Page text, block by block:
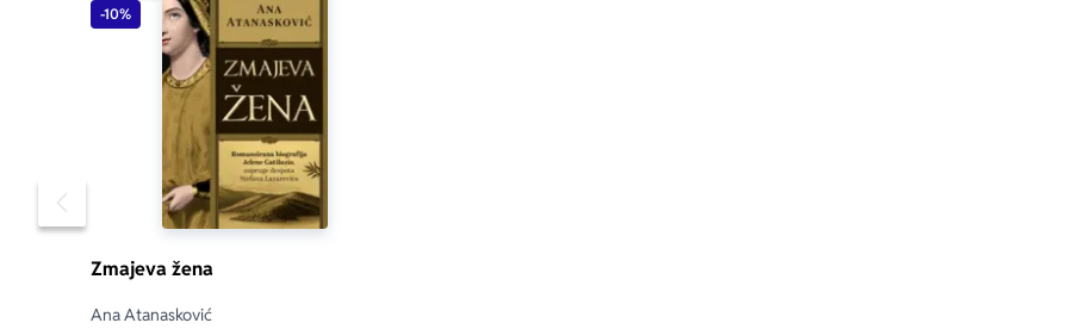
Pomeranje sadržaja slajdera u levo
-10%
Zmajeva žena
Ana Atanasković